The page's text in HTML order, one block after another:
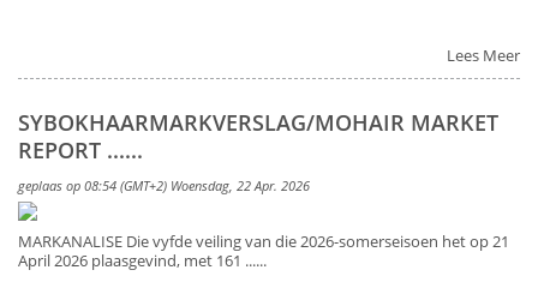
Lees Meer
SYBOKHAARMARKVERSLAG/MOHAIR MARKET
REPORT ......
geplaas op 08:54 (GMT+2) Woensdag, 22 Apr. 2026
MARKANALISE Die vyfde veiling van die 2026-somerseisoen het op 21
April 2026 plaasgevind, met 161 ......